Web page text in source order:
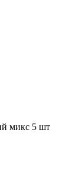
микс 5 шт